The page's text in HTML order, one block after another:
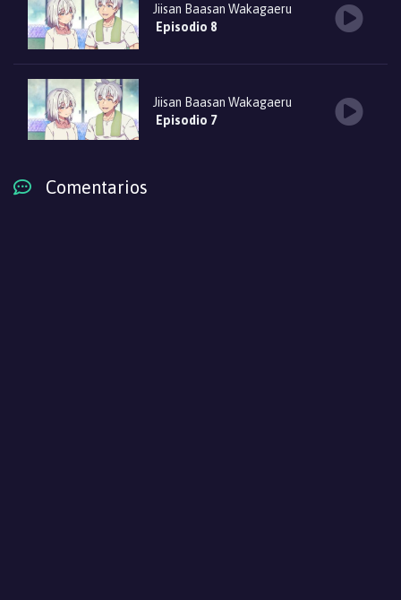
Jiisan Baasan Wakagaeru
Episodio 8
Jiisan Baasan Wakagaeru
Episodio 7
Comentarios